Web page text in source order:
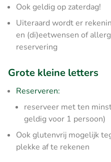
Ook geldig op zaterdag!
Uiteraard wordt er
en (di)eetwensen of
reservering
Grote kleine letters
Reserveren:
reserveer met ten
geldig voor 1 persoon)
Ook glutenvrij mogelijk
plekke af te rekenen